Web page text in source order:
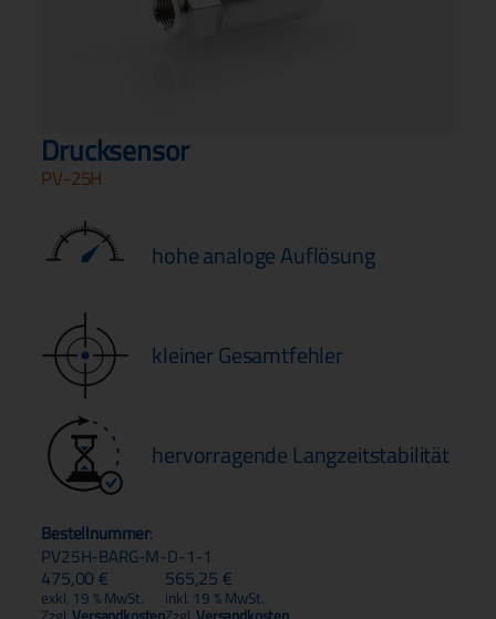
Drucksensor
PV-25H
hohe analoge Auflösung
kleiner Gesamtfehler
hervorragende Langzeitstabilität
Bestellnummer:
PV25H-BARG-M-D-1-1
475,00€
exkl. 19 % MwSt.
565,25 €
inkl. 19 % MwSt.